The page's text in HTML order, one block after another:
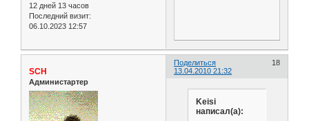
12 дней 13 часов
Последний визит:
06.10.2023 12:57
Поделиться
18
13.04.2010 21:32
SCH
Администартер
Keisi
написал(а):